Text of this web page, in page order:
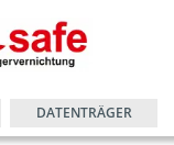
DATENTRÄGER